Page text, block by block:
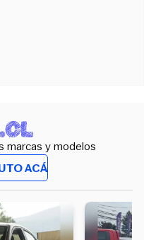
marcas y modelos
ACÁ